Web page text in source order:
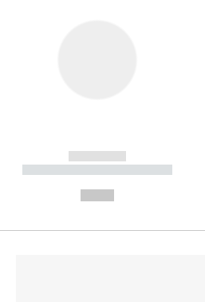
------------
----------- ----------- --------